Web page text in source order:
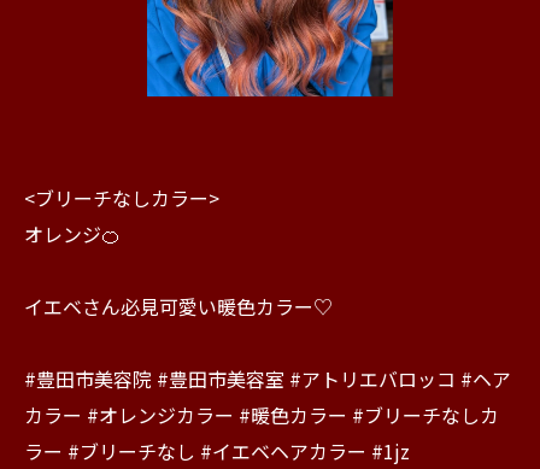
<ブリーチなしカラー>
オレンジ🍊
イエベさん必見可愛い暖色カラー♡
#豊田市美容院 #豊田市美容室 #アトリエバロッコ #ヘア
カラー #オレンジカラー #暖色カラー #ブリーチなしカ
ラー #ブリーチなし #イエベヘアカラー #1jz